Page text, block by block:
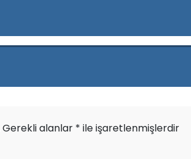
Gerekli alanlar * ile işaretlenmişlerdir